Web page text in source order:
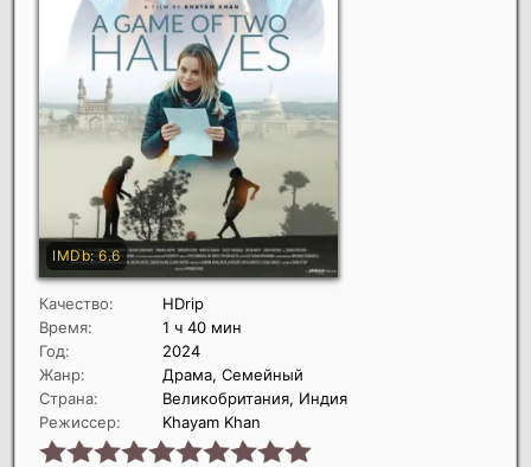
Качество:
HDrip
Время:
1 ч 40 мин
Год:
2024
Жанр:
Драма, Семейный
Страна:
Великобритания, Индия
Режиссер:
Khayam Khan